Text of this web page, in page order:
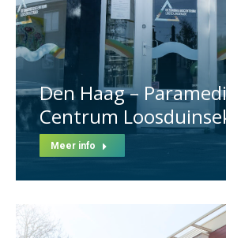
Den Haag –
Centrum
Meer info